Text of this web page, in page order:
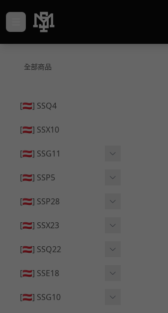
全部商品
[🇦🇹] SSQ4
[🇦🇹] SSX10
[🇦🇹] SSG11
🔄 原廠 ⧸ 零件
[🇦🇹] SSP5
🔄 原廠 ⧸ 零件
[🇦🇹] SSP28
🔄 原廠 ⧸ 零件
[🇦🇹] SSX23
🟦 主體 ⧸ 彈匣
[🇦🇹] SSQ22
🟦 主體 ⧸ 彈匣
[🇦🇹] SSE18
👁️‍🗨️ 外觀 ⧸ 色彩
[🇦🇹] SSG10